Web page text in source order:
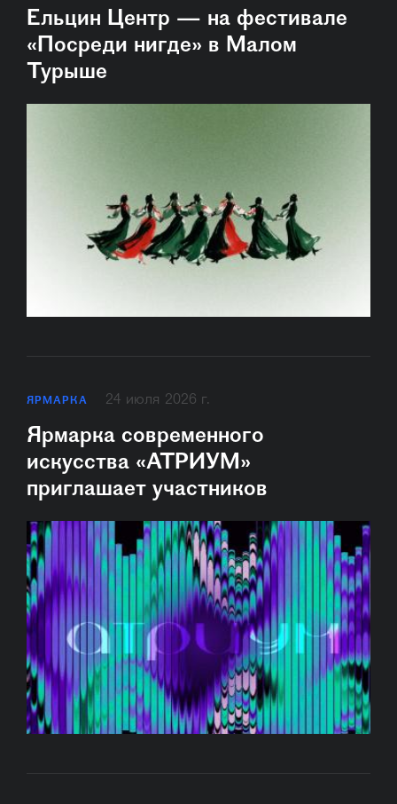
Ельцин Центр — на фестивале
«Посреди нигде» в Малом
Турыше
ЯРМАРКА 24 июля 2026 г.
Ярмарка современного
искусства «АТРИУМ»
приглашает участников